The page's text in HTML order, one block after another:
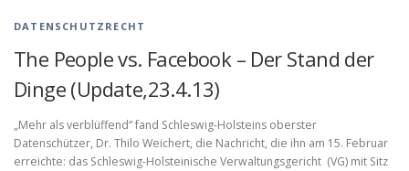
DATENSCHUTZRECHT
The People vs. Facebook – Der Stand der
Dinge (Update,23.4.13)
„Mehr als verblüffend“ fand Schleswig-Holsteins oberster
Datenschützer, Dr. Thilo Weichert, die Nachricht, die ihn am 15. Februar
erreichte: das Schleswig-Holsteinische Verwaltungsgericht (VG) mit Sitz